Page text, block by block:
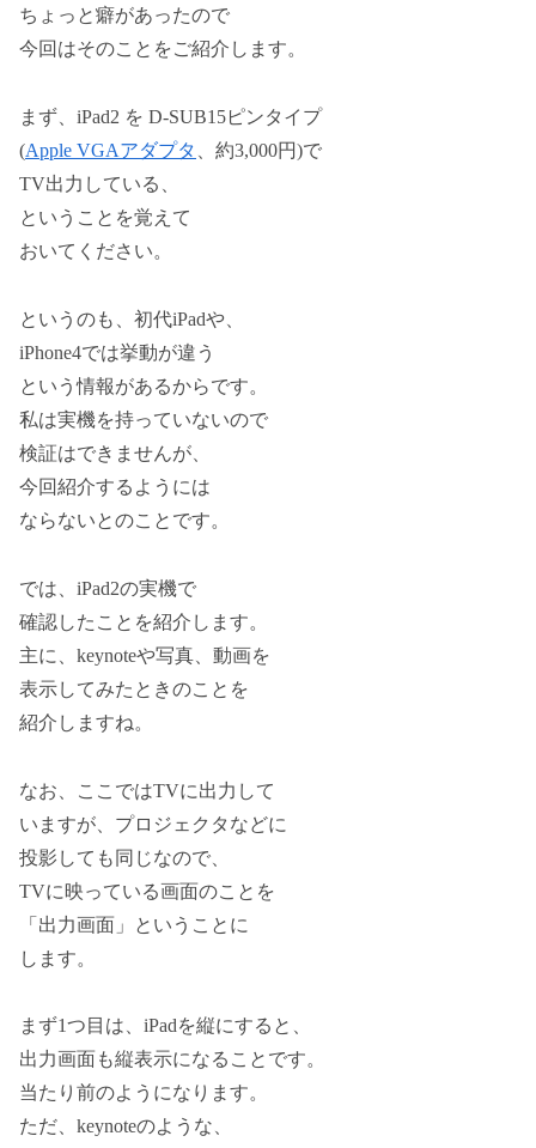
ちょっと癖があったので
今回はそのことをご紹介します。
まず、iPad2 を D-SUB15ピンタイプ
(Apple VGAアダプタ
、約3,000円)で
TV出力している、
ということを覚えて
おいてください。
というのも、初代iPadや、
iPhone4では挙動が違う
という情報があるからです。
私は実機を持っていないので
検証はできませんが、
今回紹介するようには
ならないとのことです。
では、iPad2の実機で
確認したことを紹介します。
主に、keynoteや写真、動画を
表示してみたときのことを
紹介しますね。
なお、ここではTVに出力して
いますが、プロジェクタなどに
投影しても同じなので、
TVに映っている画面のことを
「出力画面」ということに
します。
まず1つ目は、iPadを縦にすると、
出力画面も縦表示になることです。
当たり前のようになります。
ただ、keynoteのような、